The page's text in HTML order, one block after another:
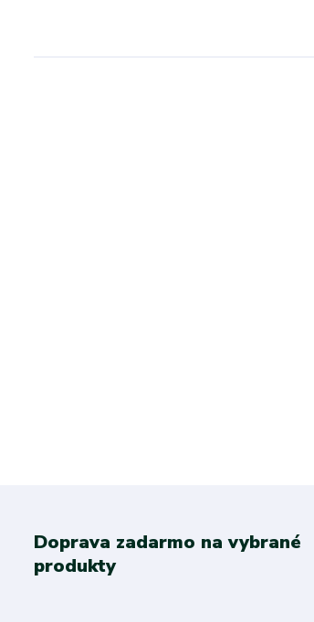
Doprava zadarmo na vybrané
produkty